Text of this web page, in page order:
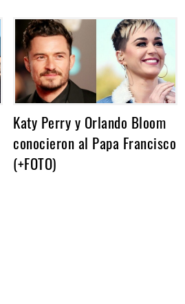
Katy Perry y Orlando Bloom
conocieron al Papa Francisco
(+FOTO)